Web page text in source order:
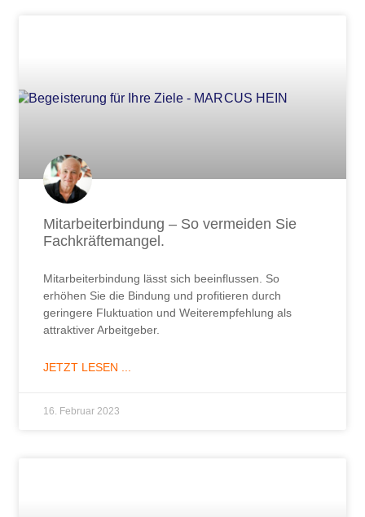
Mitarbeiterbindung – So vermeiden Sie
Fachkräftemangel.
Mitarbeiterbindung lässt sich beeinflussen. So
erhöhen Sie die Bindung und profitieren durch
geringere Fluktuation und Weiterempfehlung als
attraktiver Arbeitgeber.
JETZT LESEN ...
16. Februar 2023